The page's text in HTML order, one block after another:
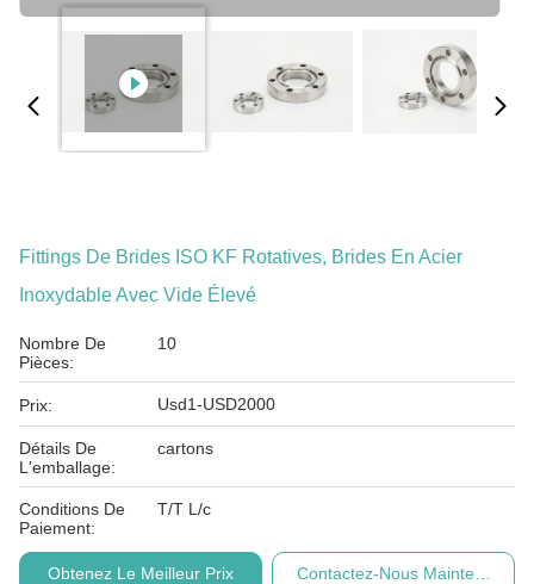
Fittings De Brides ISO KF Rotatives, Brides En Acier
Inoxydable Avec Vide Élevé
Nombre De
Pièces:
10
Prix: Usd1-USD2000
Détails De
L'emballage:
cartons
Conditions De
Paiement:
T/T L/c
Obtenez Le Meilleur Prix Contactez-Nous Maintenant